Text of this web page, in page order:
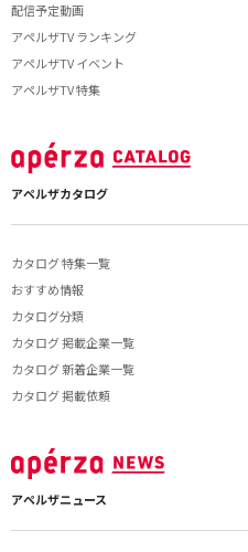
配信予定動画
アペルザTV ランキング
アペルザTV イベント
アペルザTV 特集
アペルザカタログ
カタログ 特集一覧
おすすめ情報
カタログ分類
カタログ 掲載企業一覧
カタログ 新着企業一覧
カタログ 掲載依頼
アペルザニュース